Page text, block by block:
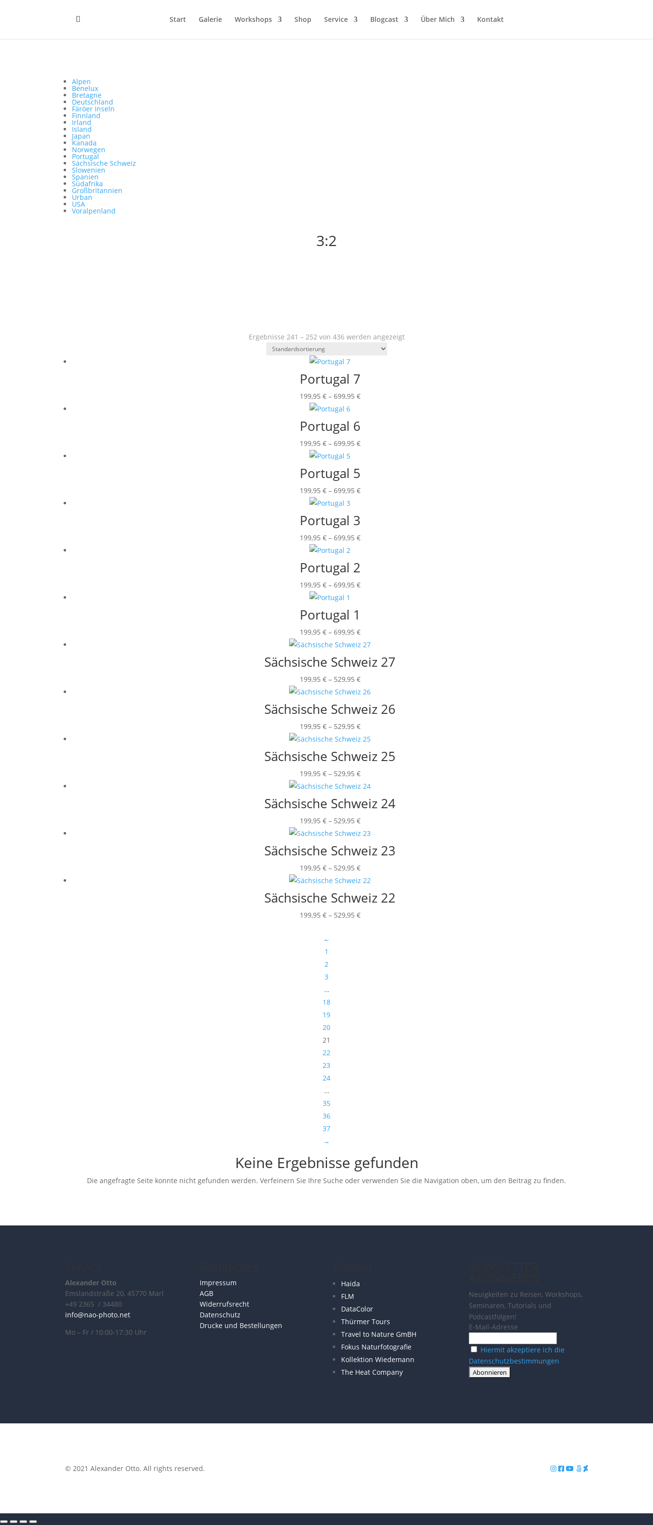
Start Galerie Workshops Shop Service Blogcast Über Mich Kontakt
Alpen
Benelux
Bretagne
Deutschland
Färöer Inseln
Finnland
Irland
Island
Japan
Kanada
Norwegen
Portugal
Sächsische Schweiz
Slowenien
Spanien
Südafrika
Großbritannien
Urban
USA
Voralpenland
3:2
Ergebnisse 241 – 252 von 436 werden angezeigt
Portugal 7
199,95 € – 699,95 €Preisspanne:
Portugal 6
199,95 € – 699,95 €Preisspanne:
Portugal 5
199,95 € – 699,95 €Preisspanne:
Portugal 3
199,95 € – 699,95 €Preisspanne:
699,95 €
Portugal 2
199,95 € – 699,95 €Preisspanne:
Portugal 1
199,95 € – 699,95 €Preisspanne:
199,95 €
bis
699,95 €
Sächsische Schweiz 27
199,95 € – 529,95 €Preisspanne:
199,95 €
bis
529,95 €
Sächsische Schweiz 26
199,95 € – 529,95 €Preisspanne:
199,95 €
bis
529,95 €
Sächsische Schweiz 25
199,95 € – 529,95 €Preisspanne:
199,95 €
bis
529,95 €
Sächsische Schweiz 24
199,95 € – 529,95 €Preisspanne:
199,95 €
bis
529,95 €
Sächsische Schweiz 23
199,95 € – 529,95 €Preisspanne:
199,95 €
bis
529,95 €
Sächsische Schweiz 22
199,95 € – 529,95 €Preisspanne:
←
1
2
3
…
18
19
20
21
22
23
24
…
35
36
37
→
Keine Ergebnisse gefunden
Die angefragte Seite konnte nicht gefunden werden. Verfeinern Sie Ihre Suche oder verwenden Sie die Navigation oben, um den Beitrag zu finden.
Alexander Otto
Emslandstraße 20, 45770 Marl
+49 2365 / 34480
info@nao-photo.net
Mo – Fr / 10:00-17:30 Uhr
Impressum
AGB
Widerrufsrecht
Datenschutz
Drucke und Bestellungen
Haida
FLM
DataColor
Thürmer Tours
Travel to Nature GmBH
Fokus Naturfotografie
Kollektion Wiedemann
The Heat Company
Neuigkeiten zu Reisen, Workshops,
Seminaren, Tutorials und
Podcastfolgen!
E-Mail-Adresse
Hiermit akzeptiere ich die
Datenschutzbestimmungen
© 2021 Alexander Otto. All rights reserved.